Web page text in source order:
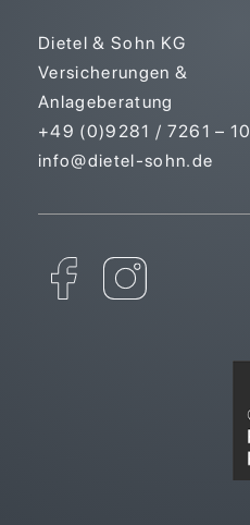
Dietel & Sohn KG
Versicherungen &
Anlageberatung
+49 (0)9281 / 7261 – 10
info@dietel-sohn.de